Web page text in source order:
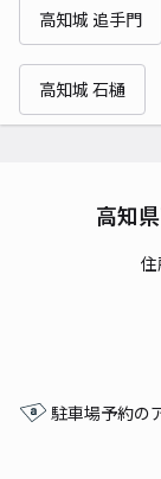
高知城 追手門
高知城 石樋
高知
駐車場予約の